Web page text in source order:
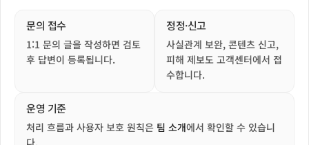
문의 접수
1:1 문의 글을 작성하면 검토
후 답변이 등록됩니다.
정정·신고
사실관계 보완, 콘텐츠 신고,
피해 제보도 고객센터에서 접
수합니다.
운영 기준
처리 흐름과 사용자 보호 원칙은 팀 소개에서 확인할 수 있습니
다.